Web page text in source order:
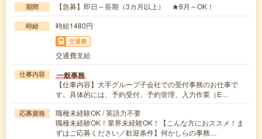
期間 【急募】即日～長期（3カ月以上） ★8月～OK！
時給 時給1480円
交通費
交通費支給
仕事内容 一般事務
【仕事内容】大手グループ子会社での受付事務のお仕事で
す。具体的には、予約受付、予約管理、入力作業（E…
応募資格
職種未経験OK / 英語力不要
職種未経験OK！業界未経験OK！【こんな方におススメ！ま
ずはご応募ください／歓迎条件】何かしらの事務…